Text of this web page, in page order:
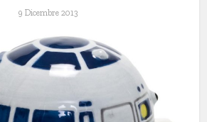
9 Dicembre 2013